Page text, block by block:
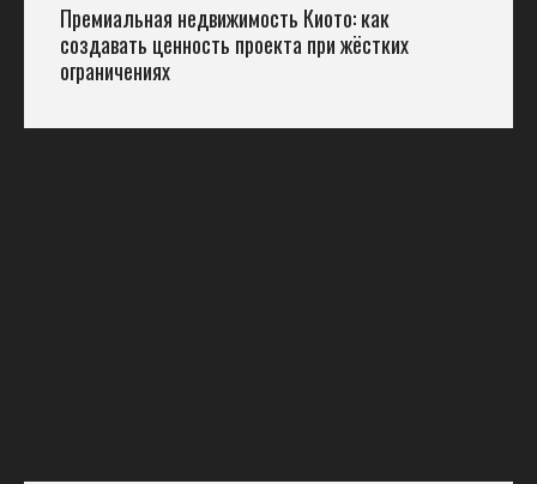
Премиальная недвижимость Киото: как
создавать ценность проекта при жёстких
ограничениях